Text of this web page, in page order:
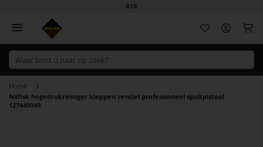
B2B
Home
Nilfisk hogedrukreiniger kleppen ventiel professioneel spuitpistool
127440049